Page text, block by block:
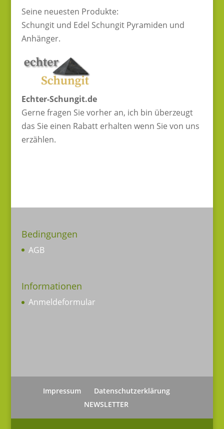
Seine neuesten Produkte:
Schungit und Edel Schungit Pyramiden und
Anhänger.
Echter-Schungit.de
Gerne fragen Sie vorher an, ich bin überzeugt
das Sie einen Rabatt erhalten wenn Sie von uns
erzählen.
Bedingungen
AGB
Informationen
Anmeldeformular
Impressum
Datenschutzerklärung
NEWSLETTER